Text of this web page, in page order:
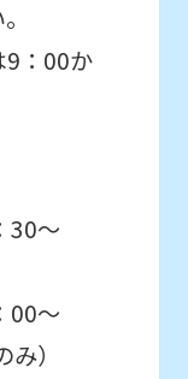
：00か
30～
～
）